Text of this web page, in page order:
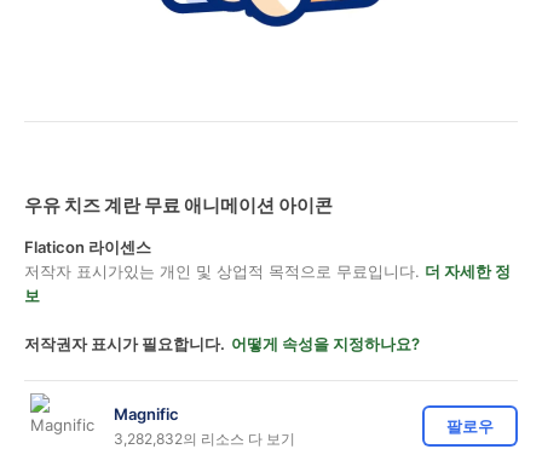
우유 치즈 계란 무료 애니메이션 아이콘
Flaticon 라이센스
저작자 표시가있는 개인 및 상업적 목적으로 무료입니다. 더 자세한 정
보
저작권자 표시가 필요합니다. 어떻게 속성을 지정하나요?
Magnific
3,282,832의 리소스 다 보기
팔로우